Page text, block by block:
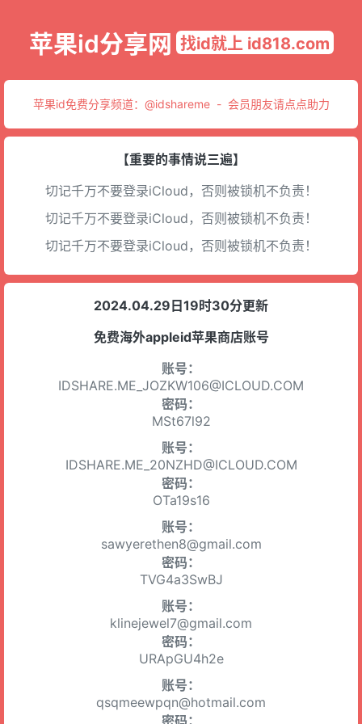
苹果id分享网 找id就上 id818.com
苹果id免费分享频道： @idshareme- 会员朋友请点点助力
【重要的事情说三遍】
切记千万不要登录iCloud，否则被锁机不负责！
切记千万不要登录iCloud，否则被锁机不负责！
切记千万不要登录iCloud，否则被锁机不负责！
2024.04.29日19时30分更新
免费海外appleid苹果商店账号
账号：
IDSHARE.ME_JOZKW106@ICLOUD.COM
密码：
MSt67l92
账号：
IDSHARE.ME_20NZHD@ICLOUD.COM
密码：
OTa19s16
账号：
sawyerethen8@gmail.com
密码：
TVG4a3SwBJ
账号：
klinejewel7@gmail.com
密码：
URApGU4h2e
账号：
qsqmeewpqn@hotmail.com
密码：